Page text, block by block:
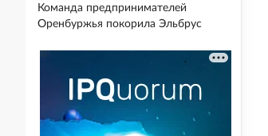
Команда предпринимателей
Оренбуржья покорила Эльбрус